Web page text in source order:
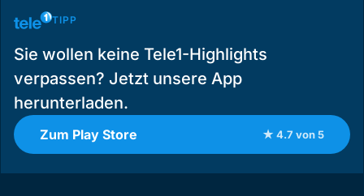
TIPP
Sie wollen keine Tele1-Highlights
verpassen? Jetzt unsere App
herunterladen.
Zum Play Store ★ 4.7 von 5